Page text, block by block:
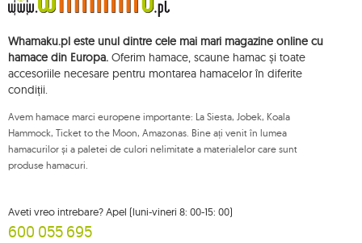
Veți avea dreptul să accesați, să rectificați, să ștergeți, să limitați prelucrarea
și să vă opuneți prelucrării datelor dvs. cu caracter personal, precum și
plângere privind prelucrarea acestor date și retrageți, în orice moment,
consimțământul dvs. pentru prelucrarea datelor dvs. personale, cu o astfel
de retragere care nu afectează legalitatea prelucrării efectuate anterior
acestora. Pentru a exercita oricare dintre drepturile menționate mai sus, vă
rugăm să contactați departamentul de servicii pentru clienți Mouton
Pentru mai multe informații, vă rugăm să vizitați: www.mouton.pl/ODO
Whamaku.pl este unul dintre cele mai mari magazine online cu
hamace din Europa. Oferim hamace, scaune hamac și toate
accesoriile necesare pentru montarea hamacelor în diferite
condiții.
Avem hamace marci europene importante: La Siesta, Jobek, Koala
Hammock, Ticket to the Moon, Amazonas. Bine ați venit în lumea
hamacurilor și a paletei de culori nelimitate a materialelor care sunt
produse hamacuri.
Aveti vreo intrebare? Apel (luni-vineri 8: 00-15: 00)
600 055 695